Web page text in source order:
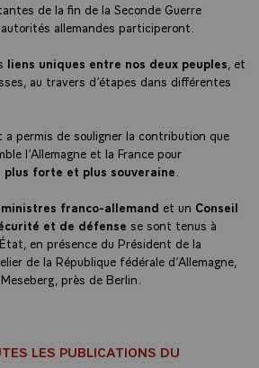
de la fin de la Seconde Guerre
allemandes participeront.
liens uniques entre nos deux peuples, et
au travers d’étapes dans différentes
a permis de souligner la contribution que
l’Allemagne et la France pour
plus forte et plus souveraine
franco-allemand et un Conseil
et de défense se sont tenus à
en présence du Président de la
de la République fédérale d’Allemagne,
près de Berlin.
LES PUBLICATIONS DU